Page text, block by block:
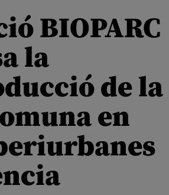
BIOPARC
la
de la
en